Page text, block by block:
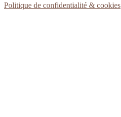
Politique de confidentialité & cookies